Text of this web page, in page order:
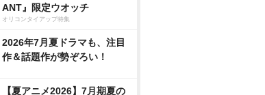
ANT』限定ウオッチ
オリコンタイアップ特集
2026年7月夏ドラマも、注目
作＆話題作が勢ぞろい！
【夏アニメ2026】7月期夏の